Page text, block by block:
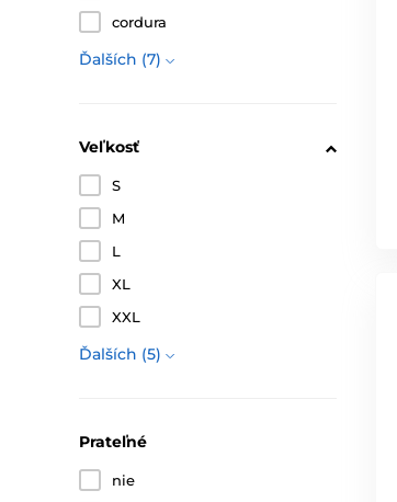
cordura
Ďalších (7)
Veľkosť
S
M
L
XL
XXL
Ďalších (5)
Prateľné
nie